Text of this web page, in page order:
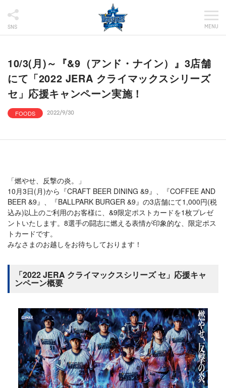
SNS MENU
10/3(月)～『&9（アンド・ナイン）』3店舗
にて「2022 JERA クライマックスシリーズ
セ」応援キャンペーン実施！
FOODS 2022/9/30
「燃やせ、反撃の炎。」
10月3日(月)から『CRAFT BEER DINING &9』、『COFFEE AND
BEER &9』、『BALLPARK BURGER &9』の3店舗にて1,000円(税
込み)以上のご利用のお客様に、&9限定ポストカードを1枚プレゼ
ントいたします。8選手の闘志に燃える表情が印象的な、限定ポス
トカードです。
みなさまのお越しをお待ちしております！
「2022 JERA クライマックスシリーズ セ」応援キャ
ンペーン概要